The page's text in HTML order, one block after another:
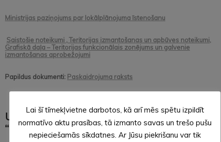
Ministrijas paziņojums par lokālplānojuma īstenošanu
Saistošie noteikumi , Teritorijas izmantošanas un apbūves noteikumi,
Grafiskā daļa – Teritorijas funkcionālais zonējums un galvenie
izmantošanas aprobežojumi
Papildus dokumenti: Paskaidrojuma raksts
Uzsāks izstrādāt lokālplānojumu poligonā
“Lāčusils”
Lai šī tīmekļvietne darbotos, kā arī mēs spētu izpildīt
normatīvo aktu prasības, tā izmanto savas un trešo pušu
nepieciešamās sīkdatnes. Ar Jūsu piekrišanu var tik